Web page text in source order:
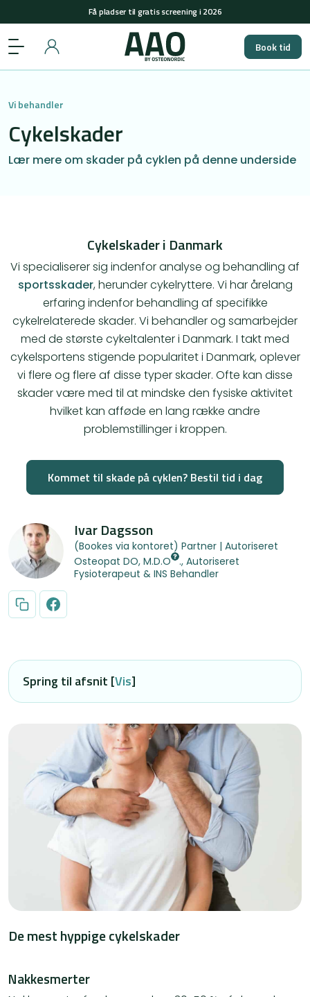
Få pladser til gratis screening i 2026
+45 29848558(man-tors: 08-15 & fre: 08-12)
Få pladser til gratis screening i 2026
Book tid
Vi behandler
Cykelskader
Lær mere om skader på cyklen på denne underside
Cykelskader i Danmark
Vi specialiserer sig indenfor analyse og behandling af
sportsskader, herunder cykelryttere. Vi har årelang
erfaring indenfor behandling af specifikke
cykelrelaterede skader. Vi behandler og samarbejder
med de største cykeltalenter i Danmark. I takt med
cykelsportens stigende popularitet i Danmark, oplever
vi flere og flere af disse typer skader. Ofte kan disse
skader være med til at mindske den fysiske aktivitet
hvilket kan afføde en lang række andre
problemstillinger i kroppen.
Kommet til skade på cyklen? Bestil tid i dag
Ivar Dagsson
(Bookes via kontoret) Partner | Autoriseret
Osteopat DO, M.D.O
., Autoriseret
Fysioterapeut & INS Behandler
Spring til afsnit [Vis]
De mest hyppige cykelskader
Nakkesmerter